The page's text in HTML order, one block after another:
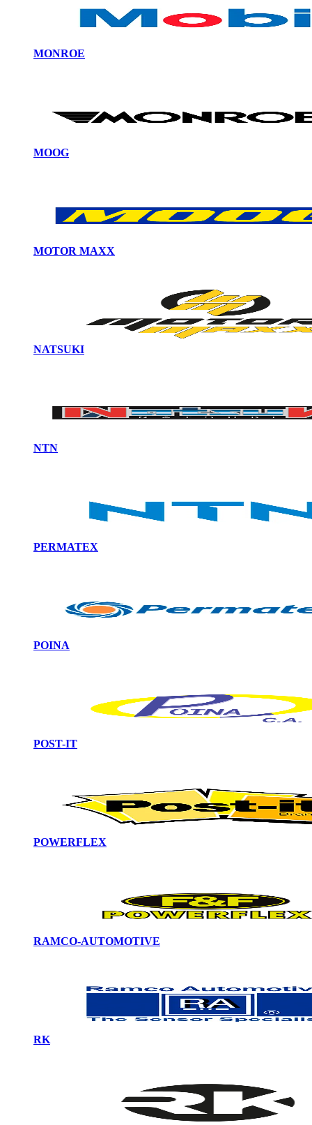
MONROE
MOOG
MOTOR MAXX
NATSUKI
NTN
PERMATEX
POINA
POST-IT
POWERFLEX
RAMCO-AUTOMOTIVE
RK